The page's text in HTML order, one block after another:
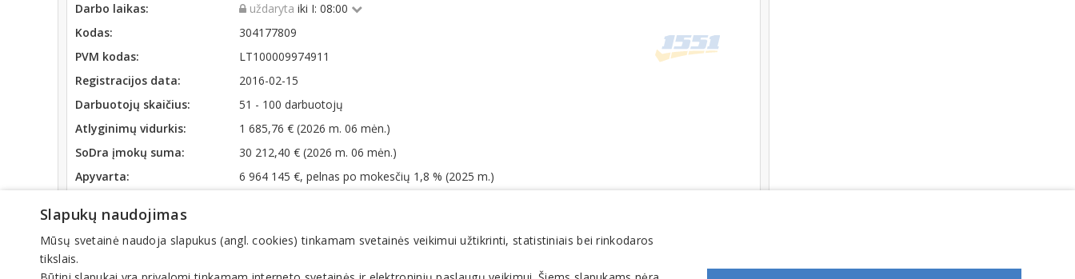
Darbo laikas:
uždaryta iki I: 08:00
Kodas:
304177809
PVM kodas:
LT100009974911
Registracijos data:
2016-02-15
Darbuotojų skaičius:
51 - 100 darbuotojų
Atlyginimų vidurkis:
1 685,76 € (2026 m. 06 mėn.)
SoDra įmokų suma:
30 212,40 € (2026 m. 06 mėn.)
Apyvarta:
6 964 145 €, pelnas po mokesčių 1,8 % (2025 m.)
Veiklos sritys
Elektros prekės
Slapukų naudojimas
Mūsų svetainė naudoja slapukus (angl. cookies) tinkamam svetainės veikimui užtikrinti, statistiniais bei rinkodaros
tikslais.